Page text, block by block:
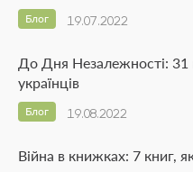
19.07.2022
Блог
До Дня Незалежності: 31
українців
19.08.2022
Блог
Війна в книжках: 7 книг,